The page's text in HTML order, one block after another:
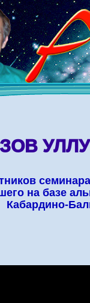
ЗОВ
на базе
Кабардино-